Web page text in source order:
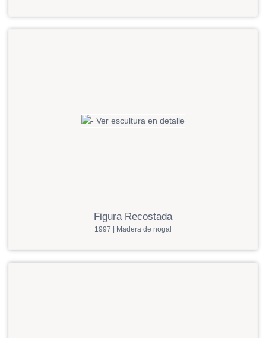
Figura Recostada
1997 | Madera de nogal